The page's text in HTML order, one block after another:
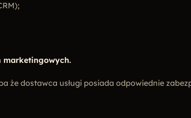
marketingowych.
że dostawca usługi posiada odpowiednie